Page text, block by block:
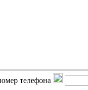
телефона